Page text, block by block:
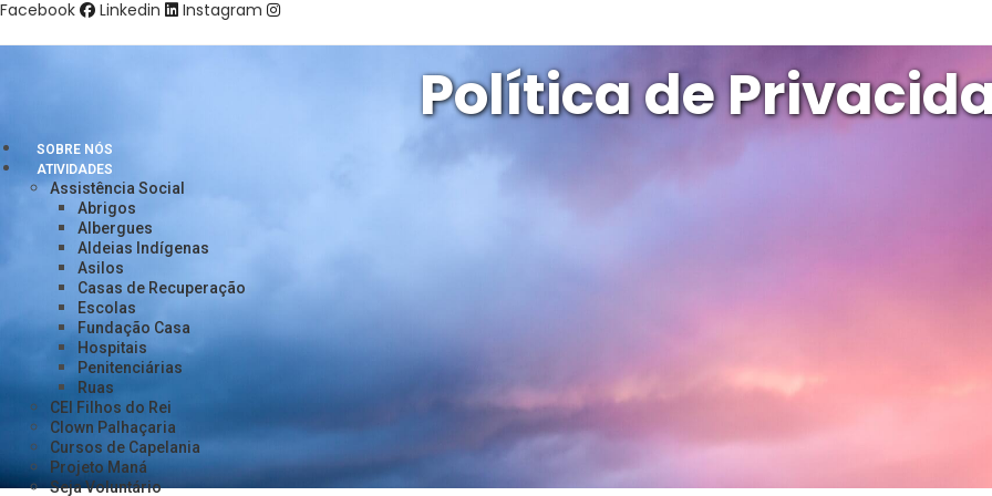
Ir
o
Facebook Linkedin Instagram
SOBRE NÓS
ATIVIDADES
Assistência Social
Abrigos
Albergues
Aldeias Indígenas
Asilos
Casas de Recuperação
Escolas
Fundação Casa
Hospitais
Penitenciárias
Ruas
CEI Filhos do Rei
Clown Palhaçaria
Cursos de Capelania
Projeto Maná
Seja Voluntário
Política de